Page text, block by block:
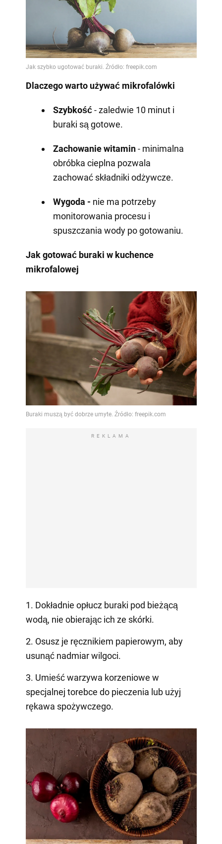
Dlaczego warto używać mikrofalówki
Szybkość- zaledwie 10 minut i
buraki są gotowe.
Zachowanie witamin- minimalna
obróbka cieplna pozwala
zachować składniki odżywcze.
Wygoda - nie ma potrzeby
monitorowania procesu i
spuszczania wody po gotowaniu.
Jak gotować buraki w kuchence
mikrofalowej
REKLAMA
1. Dokładnie opłucz buraki pod bieżącą
wodą, nie obierając ich ze skórki.
2. Osusz je ręcznikiem papierowym, aby
usunąć nadmiar wilgoci.
3. Umieść warzywa korzeniowe w
specjalnej torebce do pieczenia lub użyj
rękawa spożywczego.